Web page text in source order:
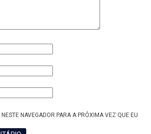
NAVEGADOR PARA A PRÓXIMA VEZ QUE EU